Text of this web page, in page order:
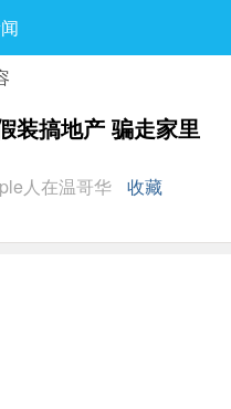
最新发表
装搞地产 骗走家里
人在温哥华
收藏